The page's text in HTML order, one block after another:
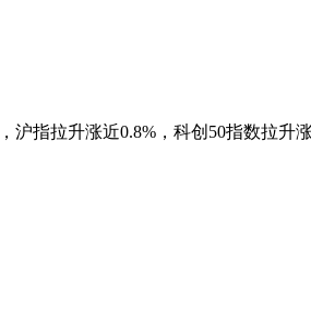
指拉升涨近0.8%，科创50指数拉升